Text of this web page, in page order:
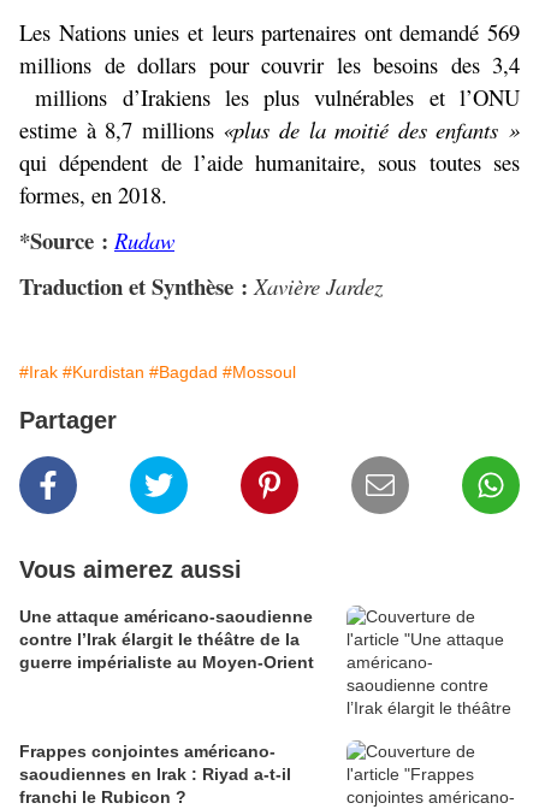
Les Nations unies et leurs partenaires ont demandé 569
millions de dollars pour couvrir les besoins des 3,4
millions d’Irakiens les plus vulnérables et l’ONU
estime à 8,7 millions «plus de la moitié des enfants »
qui dépendent de l’aide humanitaire, sous toutes ses
formes, en 2018.
*Source : Rudaw
Traduction et Synthèse : Xavière Jardez
#Irak #Kurdistan #Bagdad #Mossoul
Partager
Vous aimerez aussi
Une attaque américano-saoudienne
contre l’Irak élargit le théâtre de la
guerre impérialiste au Moyen-Orient
Frappes conjointes américano-
saoudiennes en Irak : Riyad a-t-il
franchi le Rubicon ?